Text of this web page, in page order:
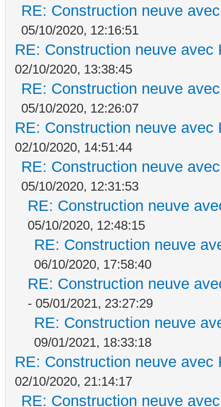
RE: Construction neuve
05/10/2020, 12:16:51
RE: Construction neuve avec
02/10/2020, 13:38:45
RE: Construction neuve
05/10/2020, 12:26:07
RE: Construction neuve avec
02/10/2020, 14:51:44
RE: Construction neuve
05/10/2020, 12:31:53
RE: Construction neuve
05/10/2020, 12:48:15
RE: Construction neuve
06/10/2020, 17:58:40
RE: Construction neuve
- 05/01/2021, 23:27:29
RE: Construction neuve
09/01/2021, 18:33:18
RE: Construction neuve avec
02/10/2020, 21:14:17
RE: Construction neuve